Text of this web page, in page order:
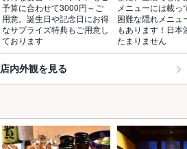
予算に合わせて3000円～ご
用意。誕生日や記念日にお得
なサプライズ特典もご用意し
ております
メニューには載っ
困難な隠れメニュ
もあります！日本
たまりません
店内外観を見る